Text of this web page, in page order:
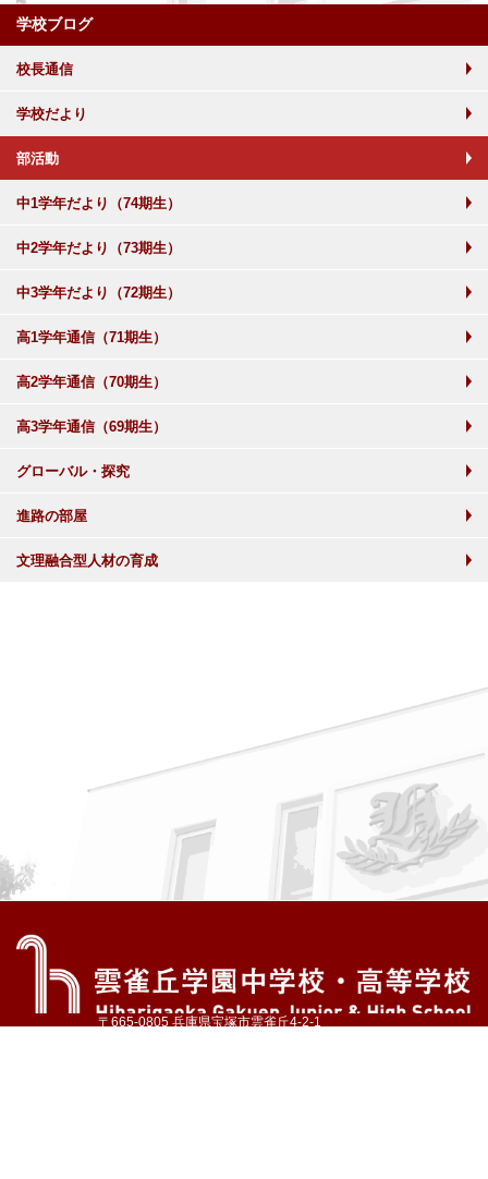
学校ブログ
校長通信
学校だより
部活動
中1学年だより（74期生）
中2学年だより（73期生）
中3学年だより（72期生）
高1学年通信（71期生）
高2学年通信（70期生）
高3学年通信（69期生）
グローバル・探究
進路の部屋
文理融合型人材の育成
〒665-0805 兵庫県宝塚市雲雀丘4-2-1